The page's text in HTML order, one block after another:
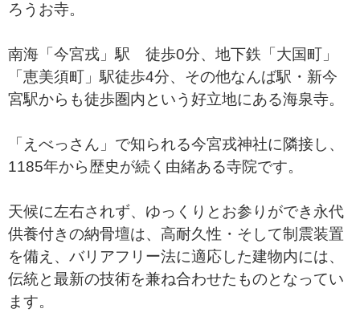
ろうお寺。
南海「今宮戎」駅 徒歩0分、地下鉄「大国町」
「恵美須町」駅徒歩4分、その他なんば駅・新今
宮駅からも徒歩圏内という好立地にある海泉寺。
「えべっさん」で知られる今宮戎神社に隣接し、
1185年から歴史が続く由緒ある寺院です。
天候に左右されず、ゆっくりとお参りができ永代
供養付きの納骨壇は、高耐久性・そして制震装置
を備え、バリアフリー法に適応した建物内には、
伝統と最新の技術を兼ね合わせたものとなってい
ます。